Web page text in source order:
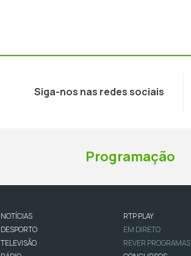
Siga-nos nas redes sociais
Programação
NOTÍCIAS
DESPORTO
TELEVISÃO
RTP PLAY
EM DIRETO
REVER PROGRAMAS